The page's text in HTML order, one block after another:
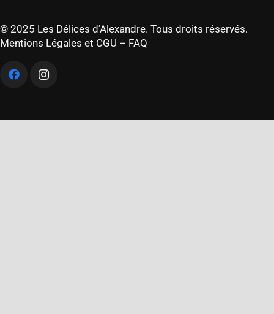
© 2025 Les Délices d’Alexandre. Tous droits réservés.
Mentions Légales et CGU – FAQ